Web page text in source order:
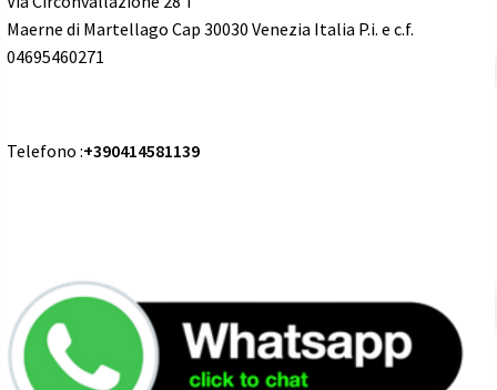
Maerne di Martellago Cap 30030 Venezia Italia P.i. e c.f.
04695460271
Telefono :+390414581139